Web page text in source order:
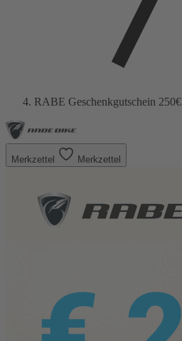
RABE Geschenkgutschein 250€
Merkzettel Merkzettel